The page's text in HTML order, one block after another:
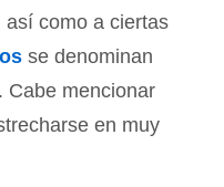
así como a ciertas
se denominan
. Cabe mencionar
en muy